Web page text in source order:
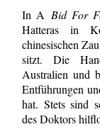
In A Bid For
Hatteras in
chinesischen
sitzt. Die
Australien und
Entführungen
hat. Stets sind
des Doktors